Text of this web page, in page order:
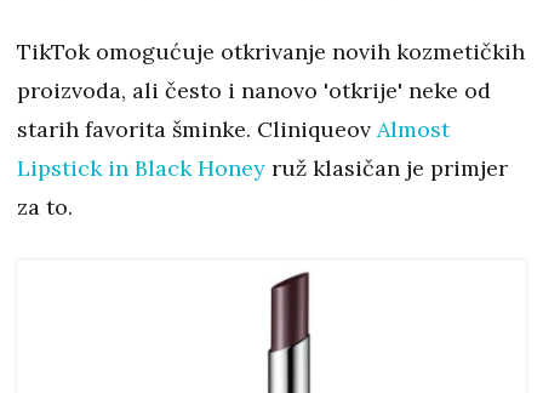
TikTok omogućuje otkrivanje novih kozmetičkih
proizvoda, ali često i nanovo 'otkrije' neke od
starih favorita šminke. Cliniqueov Almost
Lipstick in Black Honey ruž klasičan je primjer
za to.